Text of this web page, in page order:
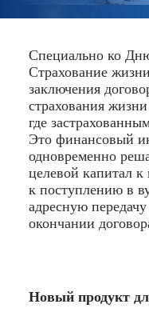
Специально ко
Страхование
заключения
страхования
где
Это финансовый
одновременно
целевой капитал
к поступлению в
адресную
окончании
Новый продукт